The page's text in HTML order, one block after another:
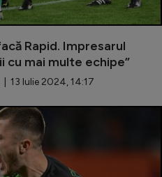
Rapid. Impresarul
cu mai multe echipe”
13 Iulie 2024, 14:17